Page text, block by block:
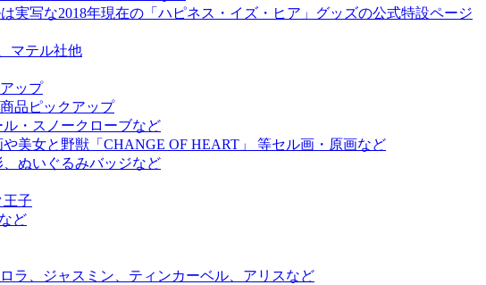
実写な2018年現在の「ハピネス・イズ・ヒア」グッズの公式特設ページ
マテル社他
ップ
品ピックアップ
・スノークローブなど
美女と野獣「CHANGE OF HEART」 等セル画・原画など
ぬいぐるみバッジなど
王子
ど
ラ、ジャスミン、ティンカーベル、アリスなど